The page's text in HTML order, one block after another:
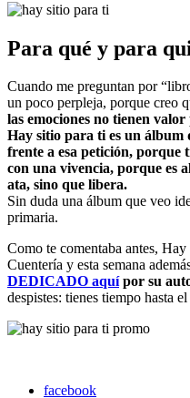
Para qué y para
Cuando me preguntan por
un poco perpleja, porque creo
las emociones no tienen
Hay sitio para ti es un álbum
frente a esa petición, porque
con una vivencia, porque es
ata, sino que libera.
Sin duda una álbum que veo
primaria.
Como te comentaba antes,
Cuentería y esta semana
DEDICADO aquípor su
despistes: tienes tiempo hasta
facebook